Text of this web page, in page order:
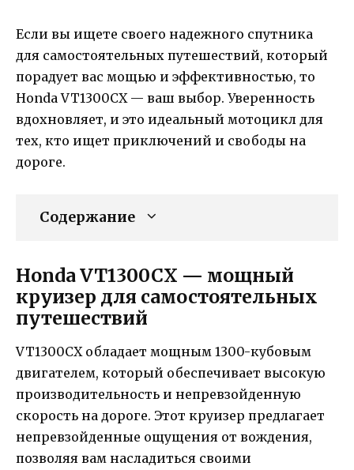
Если вы ищете своего надежного спутника
для самостоятельных путешествий, который
порадует вас мощью и эффективностью, то
Honda VT1300CX — ваш выбор. Уверенность
вдохновляет, и это идеальный мотоцикл для
тех, кто ищет приключений и свободы на
дороге.
Содержание
Honda VT1300CX — мощный
круизер для самостоятельных
путешествий
VT1300CX обладает мощным 1300-кубовым
двигателем, который обеспечивает высокую
производительность и непревзойденную
скорость на дороге. Этот круизер предлагает
непревзойденные ощущения от вождения,
позволяя вам насладиться своими